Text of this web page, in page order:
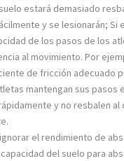
estará demasiado
y se lesionarán; Si
de los pasos de los
al movimiento. Por
de fricción adecuado
mantengan sus pasos
y no resbalen
el rendimiento de
del suelo para